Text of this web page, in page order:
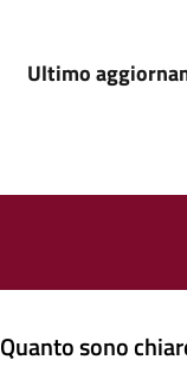
Ultimo
Quanto sono